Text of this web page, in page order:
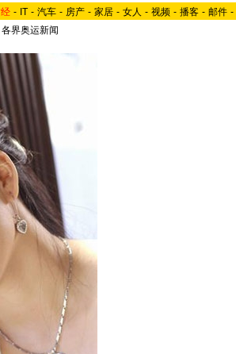
- IT - 汽车 - 房产 - 家居 - 女人 - 视频 - 播客 - 邮件 -
各界奥运新闻